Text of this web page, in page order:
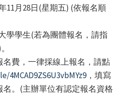
11月28日(星期五) (依報名順
學學生(若為團體報名，請指
名費，一律採線上報名，請點
4MCAD9ZS6U3vbMYz9，填寫
。(主辦單位有認定報名資格